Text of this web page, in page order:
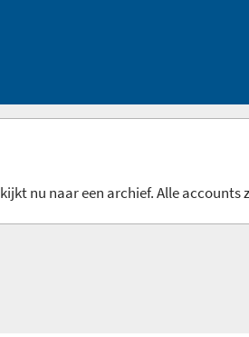
nu naar een archief. Alle accounts